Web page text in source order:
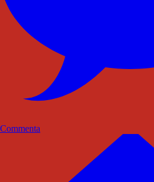
Commenta